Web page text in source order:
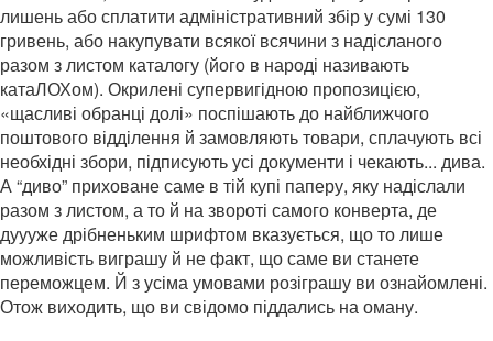
лишень або сплатити адміністративний збір у сумі 130
гривень, або накупувати всякої всячини з надісланого
разом з листом каталогу (його в народі називають
катаЛОХом). Окрилені супервигідною пропозицією,
«щасливі обранці долі» поспішають до найближчого
поштового відділення й замовляють товари, сплачують всі
необхідні збори, підписують усі документи і чекають... дива.
А “диво” приховане саме в тій купі паперу, яку надіслали
разом з листом, а то й на звороті самого конверта, де
дуууже дрібненьким шрифтом вказується, що то лише
можливість виграшу й не факт, що саме ви станете
переможцем. Й з усіма умовами розіграшу ви ознайомлені.
Отож виходить, що ви свідомо піддались на оману.